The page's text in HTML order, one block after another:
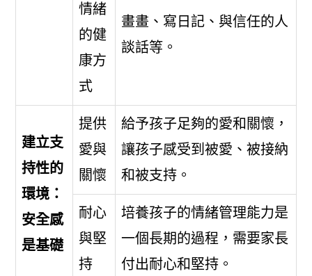
情緒
的健
康方
式
畫畫、寫日記、與信任的人
談話等。
建立支
持性的
環境：
安全感
是基礎
提供
愛與
關懷
給予孩子足夠的愛和關懷，
讓孩子感受到被愛、被接納
和被支持。
耐心
與堅
持
培養孩子的情緒管理能力是
一個長期的過程，需要家長
付出耐心和堅持。